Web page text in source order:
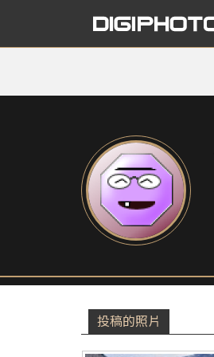
投稿的照片